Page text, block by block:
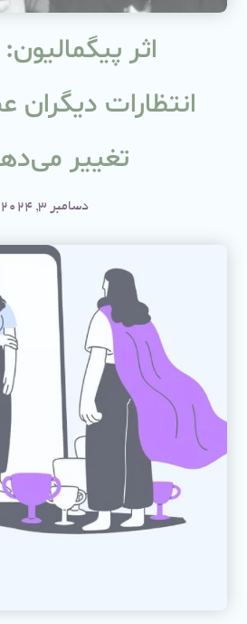
اثر
انتظارات دیگران
تغییر
دسامبر 3, 2024